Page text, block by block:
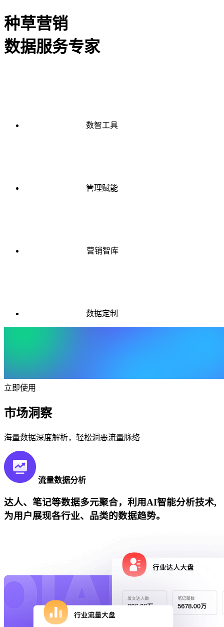
种草营销
数据服务专家
数智工具
管理赋能
营销智库
数据定制
立即使用
市场洞察
海量数据深度解析，轻松洞恶流量脉络
流量数据分析
达人、笔记等数据多元聚合，利用AI智能分析技术,
为用户展现各行业、品类的数据趋势。